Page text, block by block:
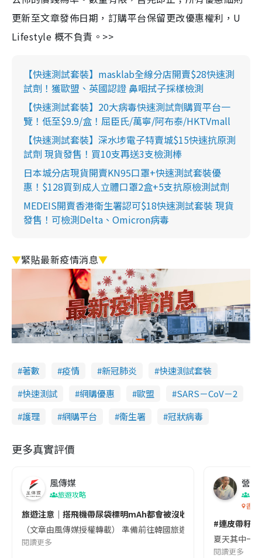
更新至文章發佈日期，訂購平台保留更改優惠權利，U
Lifestyle 概不負責。>>
【快速測試套裝】masklab全線分店開賣$28快速測
試劑！獲歐盟、英國認證 鼻咽拭子採樣檢測
【快速測試套裝】20大病毒快速測試劑購買平台一
覽！低至$9.9/盒！屈臣氏/萬寧/阿布泰/HKTVmall
【快速測試套裝】深水埗電子特賣城$15快速抗原測
試劑 現貨發售！買10支再送3支檢測棒
日本城分店現貨開賣KN95口罩+快速測試套裝優
惠！$128買到成人立體口罩2盒+5支抗原檢測試劑
MEDEIS開賣香港衛生署認可$18快速測試套裝 現貨
發售！可檢測Delta、Omicron病毒
▼緊貼最新疫情消息▼
著數 疫情 新冠肺炎
快速測試套裝
快速測試
網購優惠 歐盟
SARS－CoV－2
護理
網購平台 衞生署 冠狀病毒
更多真實評價
風傳媒
旅遊攻略
旅遊注意｜搭飛機帶尿袋標明mAh都會被沒收😱出發前切記檢查
（文章由風傳媒授權轉載） 準備前往韓國旅遊的民眾，近期要
閱讀更多
營養
香港
#連皮帶籽
夏天其中一
閱讀更多